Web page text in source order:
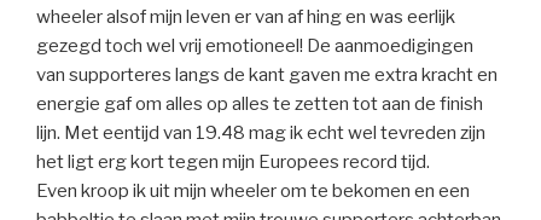
wheeler alsof mijn leven er van af hing en was eerlijk
gezegd toch wel vrij emotioneel! De aanmoedigingen
van supporteres langs de kant gaven me extra kracht en
energie gaf om alles op alles te zetten tot aan de finish
lijn. Met eentijd van 19.48 mag ik echt wel tevreden zijn
het ligt erg kort tegen mijn Europees record tijd.
Even kroop ik uit mijn wheeler om te bekomen en een